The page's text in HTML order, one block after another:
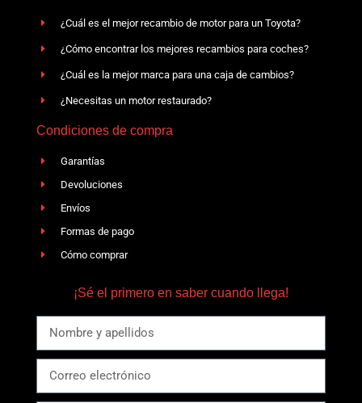
¿Cuál es el mejor recambio de motor para un Toyota?
¿Cómo encontrar los mejores recambios para coches?
¿Cuál es la mejor marca para una caja de cambios?
¿Necesitas un motor restaurado?
Condiciones de compra
Garantías
Devoluciones
Envíos
Formas de pago
Cómo comprar
¡Sé el primero en saber cuando llega!